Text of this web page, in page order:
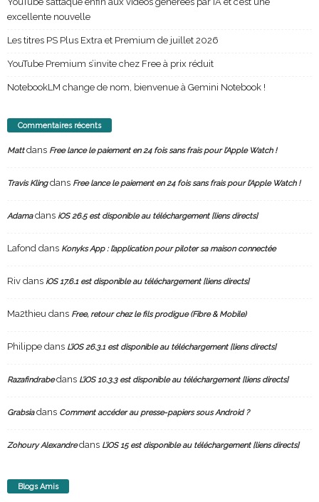
excellente nouvelle
Les titres PS Plus Extra et Premium de juillet 2026
YouTube Premium s’invite chez Free à prix réduit
NotebookLM change de nom, bienvenue à Gemini Notebook !
Commentaires récents
Mattdans Free lance le paiement en 24 fois sans frais pour l’Apple Watch !
Travis Klingdans Free lance le paiement en 24 fois sans frais pour l’Apple Watch !
Adamadans iOS 26.5 est disponible au téléchargement [liens directs]
Lafond dans Konyks App : l’application pour piloter sa maison connectée
Riv dans iOS 17.6.1 est disponible au téléchargement [liens directs]
Ma2thieu dans Free, retour chez le fils prodigue (Fibre & Mobile)
Philippe dans L’iOS 26.3.1 est disponible au téléchargement [liens directs]
Razafindrabedans L’iOS 10.3.3 est disponible au téléchargement [liens directs]
Grabsiadans Comment accéder au presse-papiers sous Android ?
Zohoury Alexandredans L’iOS 15 est disponible au téléchargement [liens directs]
Blogs Amis